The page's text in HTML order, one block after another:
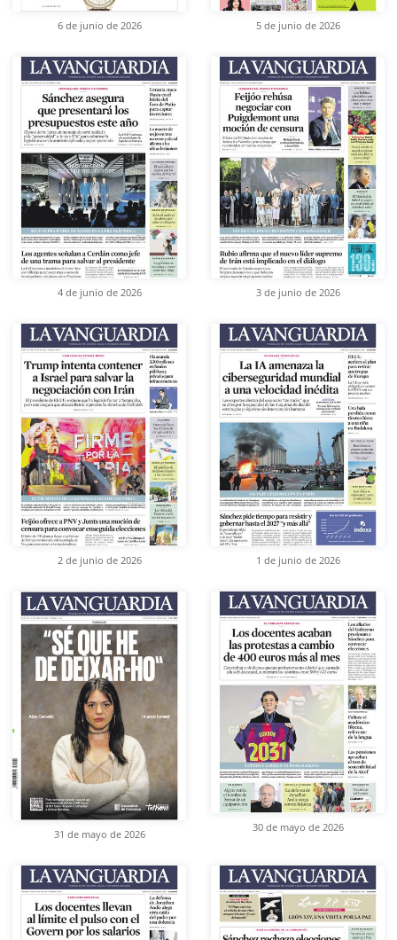
6 de junio de 2026 5 de junio de 2026
4 de junio de 2026 3 de junio de 2026
2 de junio de 2026 1 de junio de 2026
31 de mayo de 2026
30 de mayo de 2026